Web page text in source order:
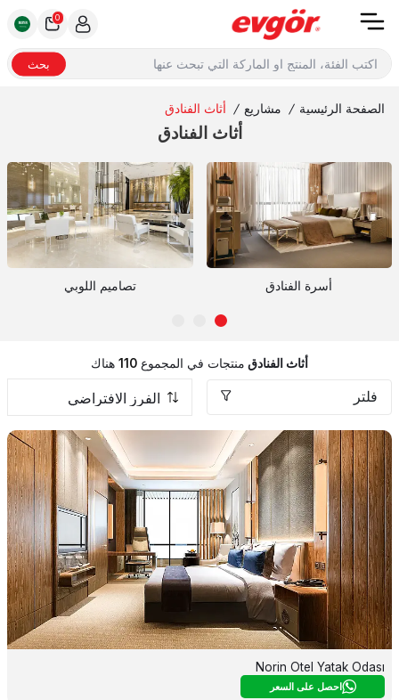
بحث
0
الصفحة الرئيسية / مشاريع / أثاث الفنادق
أثاث الفنادق
أسرة الفنادق تصاميم اللوبي
فلتر
أثاث الفنادق منتجات في المجموع 110 هناك
Norin Otel Yatak Odası
احصل على السعر